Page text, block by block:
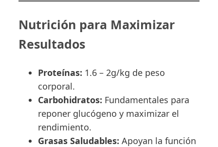
Nutrición para Maximizar
Resultados
Proteínas: 1.6 – 2g/kg de peso
corporal.
Carbohidratos: Fundamentales para
reponer glucógeno y maximizar el
rendimiento.
Grasas Saludables: Apoyan la función